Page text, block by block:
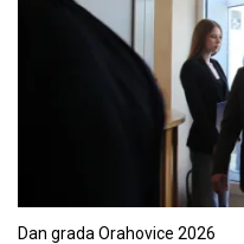
Dan grada Orahovice 2026